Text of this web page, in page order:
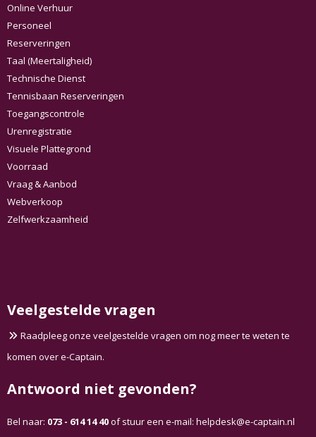
Online Verhuur
Personeel
Reserveringen
Taal (Meertaligheid)
Technische Dienst
Tennisbaan Reserveringen
Toegangscontrole
Urenregistratie
Visuele Plattegrond
Voorraad
Vraag & Aanbod
Webverkoop
Zelfwerkzaamheid
Veelgestelde vragen
Raadpleeg onze veelgestelde vragen om nog meer te weten te
komen over e-Captain.
Antwoord niet gevonden?
Bel naar: 073 - 614 14 40of stuur een e-mail: ksedpleh@e-captain.nl